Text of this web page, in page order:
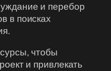
и перебор
в поисках
чтобы
и привлекать